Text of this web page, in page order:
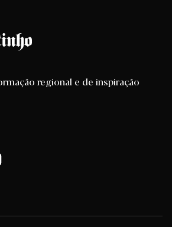
regional e de inspiração